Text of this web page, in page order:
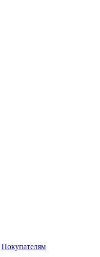
Покупателям